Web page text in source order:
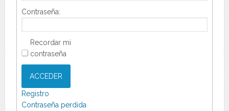
Contraseña:
Recordar mi
contraseña
ACCEDER
Registro
Contraseña perdida